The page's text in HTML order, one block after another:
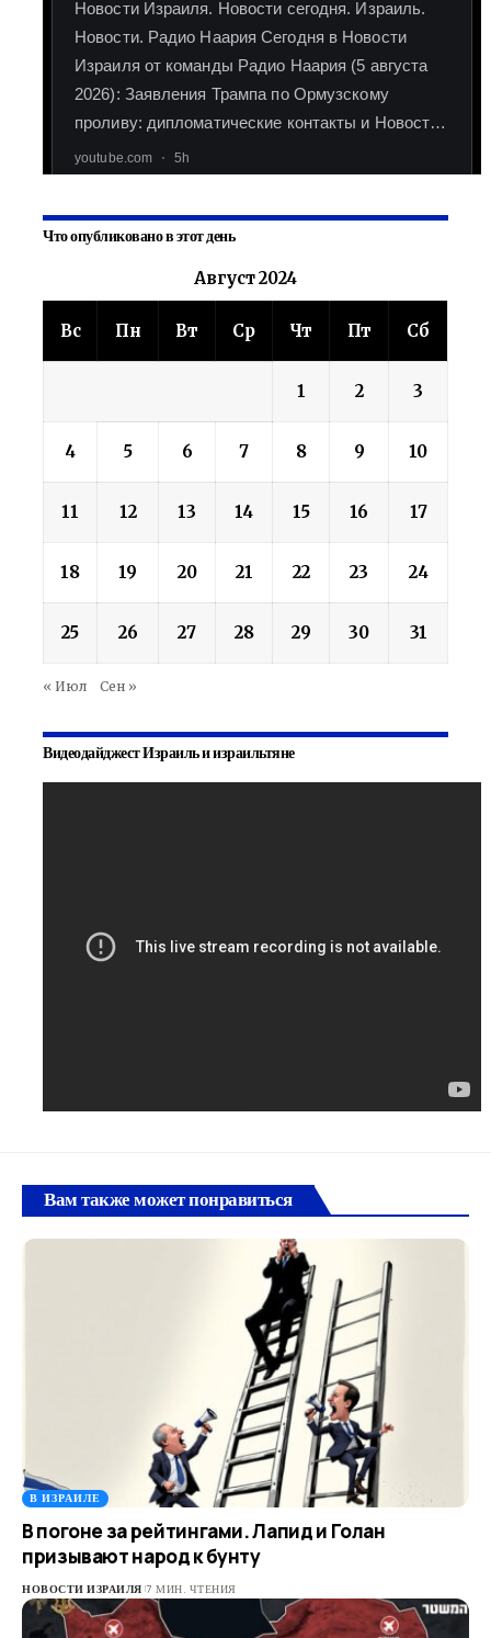
Что опубликовано в этот день
Август 2024
Вс Пн Вт Ср Чт Пт Сб
1 2 3
4 5 6 7 8 9 10
11 12 13 14 15 16 17
18 19 20 21 22 23 24
25 26 27 28 29 30 31
« Июл Сен »
Видеодайджест Израиль и израильтяне
Вам также может понравиться
В ИЗРАИЛЕ
В погоне за рейтингами. Лапид и Голан
призывают народ к бунту
НОВОСТИ ИЗРАИЛЯ 7 МИН. ЧТЕНИЯ